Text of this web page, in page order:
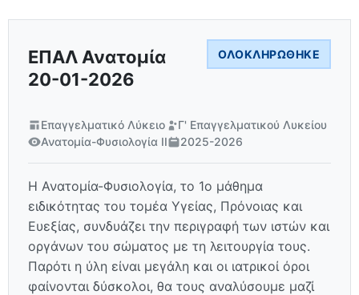
ΕΠΑΛ Ανατομία
20-01-2026
ΟΛΟΚΛΗΡΏΘΗΚΕ
Επαγγελματικό Λύκειο
Γ' Επαγγελματικού Λυκείου
Ανατομία-Φυσιολογία ΙΙ
2025-2026
Η Ανατομία-Φυσιολογία, το 1ο μάθημα
ειδικότητας του τομέα Υγείας, Πρόνοιας και
Ευεξίας, συνδυάζει την περιγραφή των ιστών και
οργάνων του σώματος με τη λειτουργία τους.
Παρότι η ύλη είναι μεγάλη και οι ιατρικοί όροι
φαίνονται δύσκολοι, θα τους αναλύσουμε μαζί